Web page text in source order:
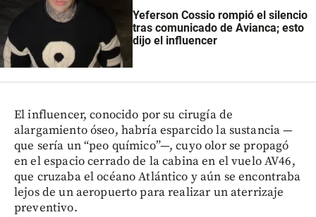
Yeferson Cossio rompió el silencio
tras comunicado de Avianca; esto
dijo el influencer
El influencer, conocido por su cirugía de
alargamiento óseo, habría esparcido la sustancia —
que sería un “peo químico”—, cuyo olor se propagó
en el espacio cerrado de la cabina en el vuelo AV46,
que cruzaba el océano Atlántico y aún se encontraba
lejos de un aeropuerto para realizar un aterrizaje
preventivo.